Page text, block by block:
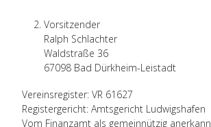
Vorsitzender
Ralph Schlachter
Waldstraße 36
67098 Bad Dürkheim-Leistadt
Vereinsregister: VR 61627
Registergericht: Amtsgericht Ludwigshafen
Vom Finanzamt als gemeinnützig